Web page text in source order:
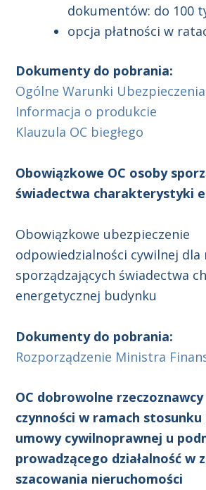
dokumentów: do 100
opcja płatności w
Dokumenty do pobrania:
Ogólne Warunki Ubezpieczenia
Informacja o produkcie
Klauzula OC biegłego
Obowiązkowe OC osoby
świadectwa charakterystyki
Obowiązkowe ubezpieczenie
odpowiedzialności cywilnej dla
sporządzających świadectwa
energetycznej budynku
Dokumenty do pobrania:
Rozporządzenie Ministra
OC dobrowolne
czynności w ramach stosunku
umowy cywilnoprawnej u
prowadzącego działalność w
szacowania nieruchomości